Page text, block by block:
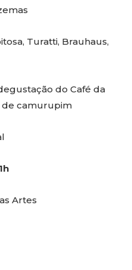
Turatti, Brauhaus,
do Café da
de camurupim
Artes